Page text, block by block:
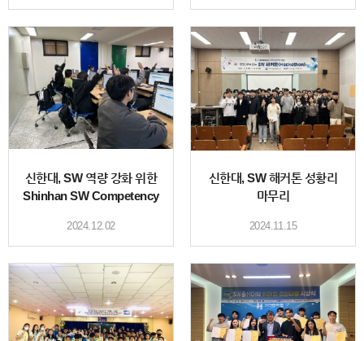
신한대, SW 역량 강화 위한
Shinhan SW Competency
2024.12.02
신한대, SW 해커톤 성황리
마무리
2024.11.15